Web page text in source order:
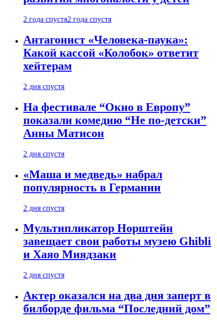
2 года спустя2 года спустя
Антагонист «Человека-паука»:
Какой кассой «Колобок» ответит
хейтерам
2 дня спустя
На фестивале “Окно в Европу”
показали комедию “Не по-детски”
Анны Матисон
2 дня спустя
«Маша и медведь» набрал
популярность в Германии
2 дня спустя
Мультипликатор Норштейн
завещает свои работы музею Ghibli
и Хаяо Миядзаки
2 дня спустя
Актер оказался на два дня заперт в
билборде фильма “Последний дом”